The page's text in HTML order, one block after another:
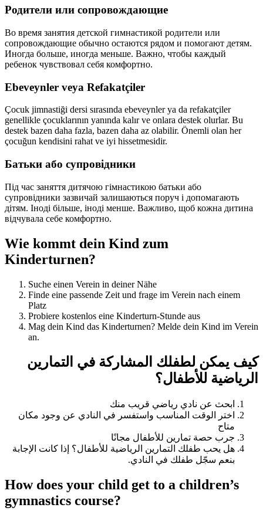
Родители или сопровождающие
Во время занятия детской гимнастикой родители или
сопровождающие обычно остаются рядом и помогают детям.
Иногда больше, иногда меньше. Важно, чтобы каждый
ребенок чувствовал себя комфортно.
Ebeveynler veya Refakatçiler
Çocuk jimnastiği dersi sırasında ebeveynler ya da refakatçiler
genellikle çocuklarının yanında kalır ve onlara destek olurlar. Bu
destek bazen daha fazla, bazen daha az olabilir. Önemli olan her
çocuğun kendisini rahat ve iyi hissetmesidir.
Батьки або супровідники
Під час заняття дитячою гімнастикою батьки або
супровідники зазвичай залишаються поруч і допомагають
дітям. Іноді більше, іноді менше. Важливо, щоб кожна дитина
відчувала себе комфортно.
Wie kommt dein Kind zum
Kinderturnen?
Suche einen Verein in deiner Nähe
Finde eine passende Zeit und frage im Verein nach einem
Platz
Probiere kostenlos eine Kinderturn-Stunde aus
Mag dein Kind das Kinderturnen? Melde dein Kind im Verein
an.
كيف يمكن لطفلك المشاركة في التمارين
الرياضية للأطفال؟
ابحث عن نادي رياضي قريب منك
اختر الوقت المناسب واستفسر في النادي عن وجود مكان
متاح
جرب حصة تمارين للأطفال مجانًا
هل يحب طفلك التمارين الرياضية للأطفال؟ إذا كانت الإجابة
بنعم سجّل طفلك في النادي.
How does your child get to a children’s
gymnastics course?